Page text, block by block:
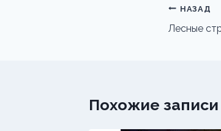
по
НАЗАД
Лесные
Похожие записи